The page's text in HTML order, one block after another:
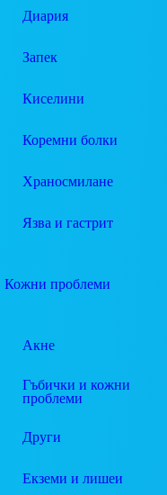
Диария
Запек
Киселини
Коремни болки
Храносмилане
Язва и гастрит
Кожни проблеми
Акне
Гъбички и кожни
проблеми
Други
Екземи и лишеи